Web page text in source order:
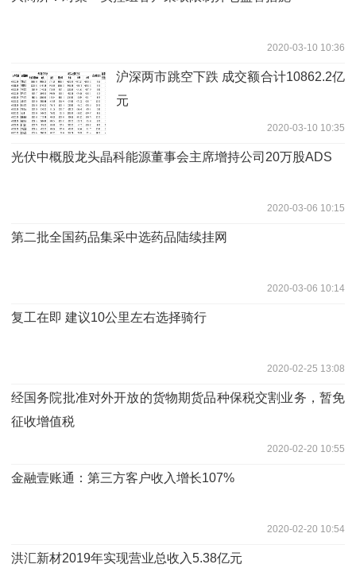
2020-03-10 10:36
沪深两市跳空下跌 成交额合计10862.2亿
元
2020-03-10 10:35
光伏中概股龙头晶科能源董事会主席增持公司20万股ADS
2020-03-06 10:15
第二批全国药品集采中选药品陆续挂网
2020-03-06 10:14
复工在即 建议10公里左右选择骑行
2020-02-25 13:08
经国务院批准对外开放的货物期货品种保税交割业务，暂免
征收增值税
2020-02-20 10:55
金融壹账通：第三方客户收入增长107%
2020-02-20 10:54
洪汇新材2019年实现营业总收入5.38亿元